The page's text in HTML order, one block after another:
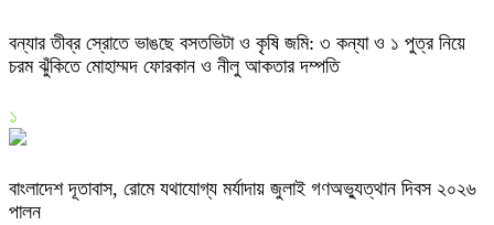
বন্যার তীব্র স্রোতে ভাঙছে বসতভিটা ও কৃষি জমি: ৩ কন্যা ও ১ পুত্র নিয়ে
চরম ঝুঁকিতে মোহাম্মদ ফোরকান ও নীলু আকতার দম্পতি
১
বাংলাদেশ দূতাবাস, রোমে যথাযোগ্য মর্যাদায় জুলাই গণঅভ্যুত্থান দিবস ২০২৬
পালন